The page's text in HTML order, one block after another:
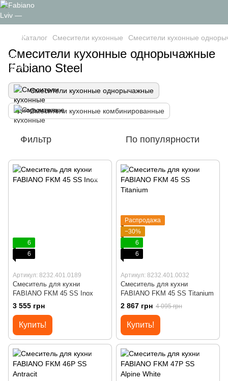
Каталог Смесители кухонные Смесители кухонные
Смесители кухонные однорычажные
Fabiano Steel
Смесители кухонные однорычажные
Смесители кухонные комбинированные
Фильтр По популярности
6
6
Артикул: 8232.401.0189
Смеситель для кухни
FABIANO FKM 45 SS Inox
3 555 грн
Купить!
Распродажа
−30%
6
6
Артикул: 8232.401.0032
Смеситель для кухни
FABIANO FKM 45 SS Titanium
2 867 грн 4 095 грн
Купить!